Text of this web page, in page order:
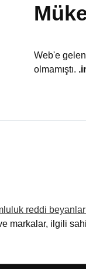
Web'e
olmamıştı.
reddi
markalar, ilgili